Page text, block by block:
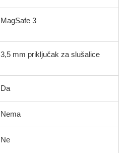
MagSafe 3
3,5 mm priključak za slušalice
Da
Nema
Ne